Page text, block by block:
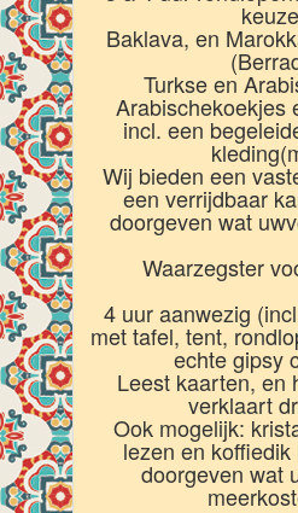
keuze
Baklava, en
Turkse en
Arabischekoekjes
incl. een
Wij bieden een
een verrijdbaar
doorgeven wat
Waarzegster
4 uur aanwezig
met tafel, tent,
echte gipsy
Leest kaarten, en
verklaart
Ook mogelijk:
lezen en
doorgeven wat